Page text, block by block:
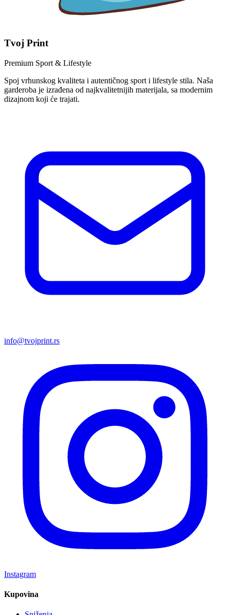
Tvoj Print
Premium Sport & Lifestyle
Spoj vrhunskog kvaliteta i autentičnog sport i lifestyle stila. Naša
garderoba je izrađena od najkvalitetnijih materijala, sa modernim
dizajnom koji će trajati.
info@tvojprint.rs
Instagram
Kupovina